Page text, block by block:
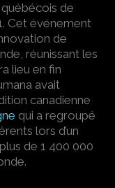
de
Cet événement
de
réunissant les
lieu en fin
avait
canadienne
qui a regroupé
lors d’un
de 1 400 000